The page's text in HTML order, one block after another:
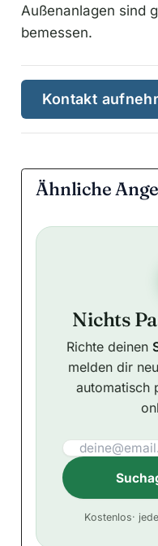
Außenanlagen sind
bemessen.
Kontakt
Ähnliche
Nichts
Richte deinen
melden dir
automatisch
Kostenlos·